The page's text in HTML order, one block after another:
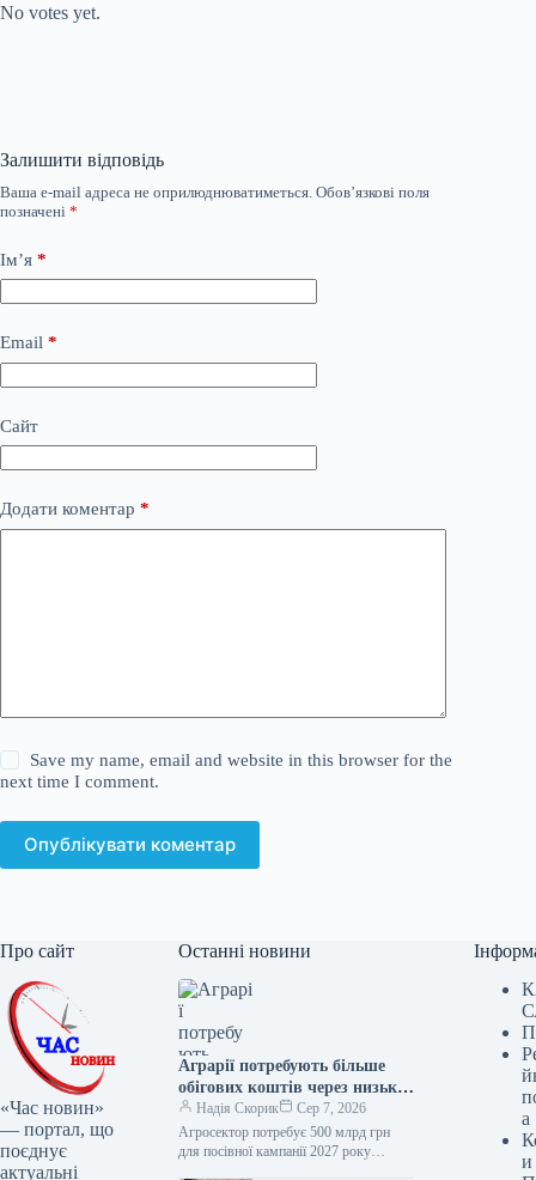
No votes yet.
Залишити відповідь
Ваша e-mail адреса не оприлюднюватиметься. Обов’язкові поля
позначені *
Ім’я *
Email *
Сайт
Додати коментар *
Save my name, email and website in this browser for the
next time I comment.
Опублікувати коментар
Про сайт
«Час новин»
— портал, що
поєднує
актуальні
Останні новини
Аграрії потребують більше
обігових коштів через низькі
ціни та логістичні проблеми
Надія Скорик
Сер 7, 2026
Агросектор потребує 500 млрд грн
для посівної кампанії 2027 року
а
и